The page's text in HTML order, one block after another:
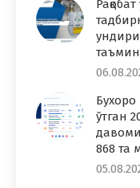
ўтган
868 та